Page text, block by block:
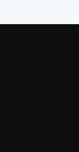
デジタルホ
BIAMP ／
>NFCタ
オーディー
Windows